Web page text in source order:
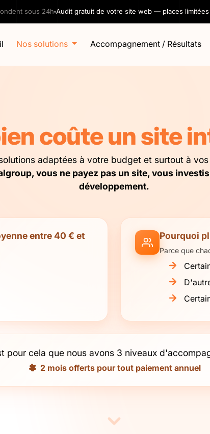
sous 24h Audit gratuit de votre site web — places limitées
Nos solutions Accompagnement / Résultats
coûte un site
adaptées à votre budget et surtout à
vous ne payez pas un site, vous
développement.
entre 40 € et Pourquoi
Parce que
pour cela que nous avons 3 niveaux
2 mois offerts pour tout paiement annuel